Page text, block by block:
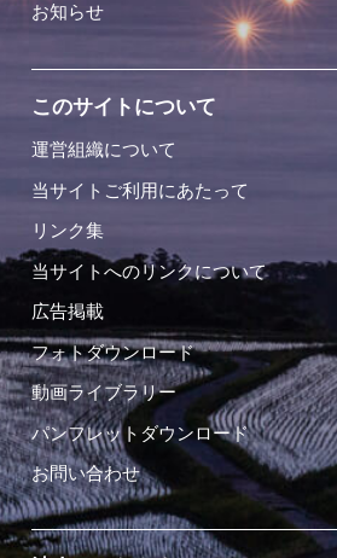
お知らせ
このサイトについて
運営組織について
当サイトご利用にあたって
リンク集
当サイトへのリンクについて
広告掲載
フォトダウンロード
動画ライブラリー
パンフレットダウンロード
お問い合わせ